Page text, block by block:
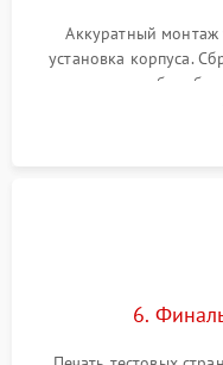
Аккуратный монтаж
установка корпуса.
счетчиков
обновление прошивки
6.